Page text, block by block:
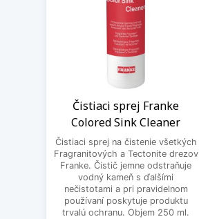
Čistiaci sprej Franke
Colored Sink Cleaner
Čistiaci sprej na čistenie všetkých
Fragranitových a Tectonite drezov
Franke. Čistič jemne odstraňuje
vodný kameň s ďalšími
nečistotami a pri pravidelnom
používaní poskytuje produktu
trvalú ochranu. Objem 250 ml.